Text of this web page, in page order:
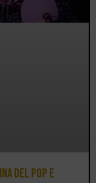
del pop e